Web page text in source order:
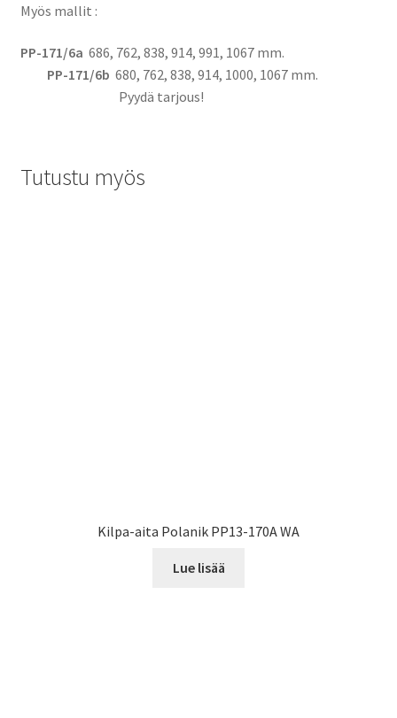
Myös mallit :
PP-171/6a 686, 762, 838, 914, 991, 1067 mm.
PP-171/6b 680, 762, 838, 914, 1000, 1067 mm.
Pyydä tarjous!
Tutustu myös
Kilpa-aita Polanik PP13-170A WA
Lue lisää